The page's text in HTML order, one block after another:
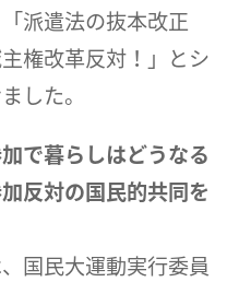
派遣法の抜本改正
権改革反対！」とシ
した。
で暮らしはどうなる
反対の国民的共同を
国民大運動実行委員